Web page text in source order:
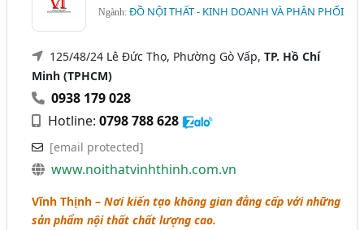
Ngành:ĐỒ NỘI THẤT - KINH DOANH VÀ PHÂN PHỐI
125/48/24 Lê Đức Thọ, Phường Gò Vấp,TP. Hồ Chí
Minh (TPHCM)
0938 179 028
Hotline:0798 788 628
[email protected]
www.noithatvinhthinh.com.vn
Vĩnh Thịnh –Nơi kiến tạo không gian đẳng cấp với những
sản phẩm nội thất chất lượng cao.